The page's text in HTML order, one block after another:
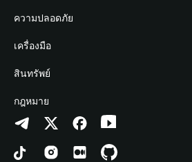
Academy
ข่าวสารด้านคริปโต
ศูนย์ช่วยเหลือ
ติดต่อเรา
ทรัพยากรข้อมูลของแบรนด์
อาชีพ
Stablecoin Earn
Payfi Crypto
Crypto Swap API
Altcoin Season Index
Prediction Markets
DApp
นักพัฒนา
เชื่อมต่อ Wallet
Bitget Wallet Pay
ลิสต์โปรเจกต์
ความปลอดภัย
Protection Fund
เทคโนโลยีความปลอดภัย
เครื่องมือ
ซื้อคริปโต
การตรวจจับการอนุญาต
การตรวจจับสัญญา
การโอนเป็นชุด
สินทรัพย์
Arbitrum
Avalanche
Bitcoin
กฎหมาย
นโยบายความเป็นส่วนตัว
ข้อตกลงในการใช้บริการ